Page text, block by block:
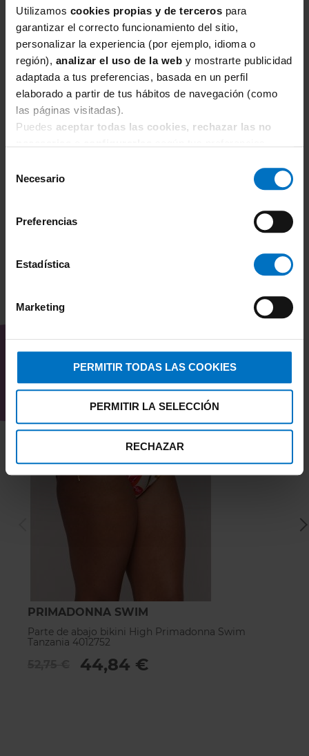
Utilizamos cookies propias y de terceros para
garantizar el correcto funcionamiento del sitio,
personalizar la experiencia (por ejemplo, idioma o
región), analizar el uso de la web y mostrarte publicidad
adaptada a tus preferencias, basada en un perfil
elaborado a partir de tus hábitos de navegación (como
las páginas visitadas).
Puedes aceptar todas las cookies, rechazar las no
Necesario
Preferencias
Estadística
Marketing
PERMITIR TODAS LAS COOKIES
PERMITIR LA SELECCIÓN
RECHAZAR
PRIMADONNA SWIM
100,95 €
TAMBIÉN TE PUEDE
PRIMADONNA SWIM
Parte de abajo bikini High Primadonna Swim
Tanzania 4012752
44,84 €